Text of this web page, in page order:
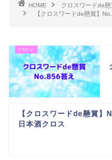
HOME クロスワードde懸
【クロスワードde懸賞】
【クロスワードde懸賞】
日本酒クロス